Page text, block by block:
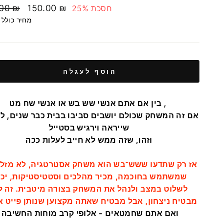
₪
מחיר
בהנחה
150.00 ₪ חסכת 25%
מחיר
הוסף לעגלה
בין
אם אתם אנשי שש בש או אנשי שח מט ,
אם זה המשחק שכולם יושבים סביבו בבית כבר שנים,
אז רק שתדעו ששש־בש הוא משחק אסטרטגיה, לא מזל
שמשתמש בחוכמה, מכיר מהלכים וסטטיסטיקות,
לשלוט במצב ולנהל את המשחק בצורה מיטבית. זה
ואם אתם שחמטאים - אלופי קרב מוחות החשיבה